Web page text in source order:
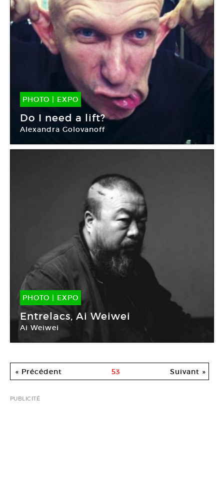
PHOTO | EXPO
02 Mar - 02 Mar 2012
Do I need a lift?
Alexandra Golovanoff
PHOTO EXPO
21 Fév -29 Avr 2012
Entrelacs, Ai Weiwei
Ai Weiwei
« Précédent 53 Suivant »
PUBLICITÉ